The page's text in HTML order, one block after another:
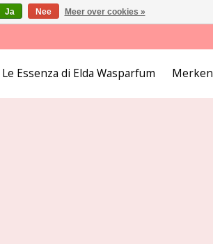
Le Essenza di Elda Wasparfum Merken
Ja Nee Meer over cookies »